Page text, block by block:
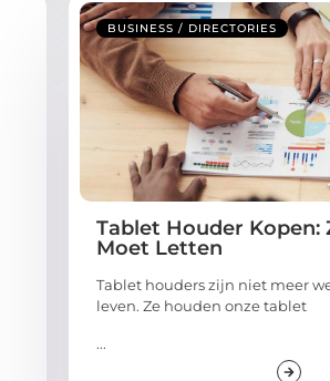
BUSINESS / DIRECTORIES
Tablet Houder Kopen:
Moet Letten
Tablet houders zijn niet meer
leven. Ze houden onze tablet
...